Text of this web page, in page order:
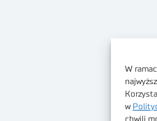
W
w
chwili